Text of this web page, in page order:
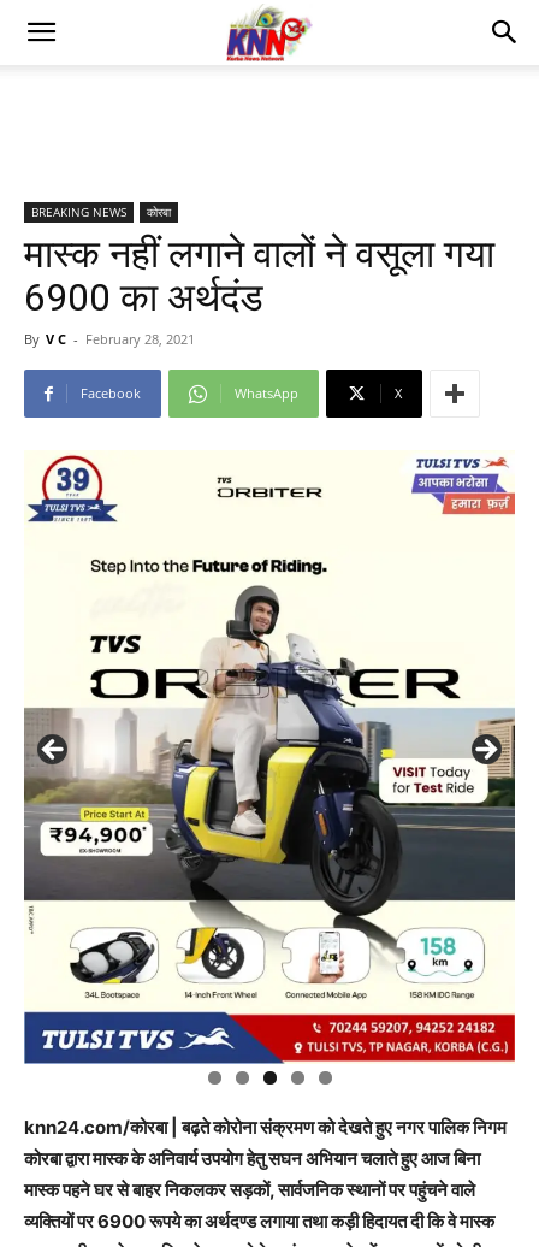
BREAKING NEWS कोरबा
मास्क नहीं लगाने वालों ने वसूला गया
6900 का अर्थदंड
By V C - February 28, 2021
Facebook WhatsApp X
knn24.com/कोरबा | बढ़ते कोरोना संक्रमण को देखते हुए नगर पालिक निगम
कोरबा द्वारा मास्क के अनिवार्य उपयोग हेतु सघन अभियान चलाते हुए आज बिना
मास्क पहने घर से बाहर निकलकर सड़कों, सार्वजनिक स्थानों पर पहुंचने वाले
व्यक्तियों पर 6900 रूपये का अर्थदण्ड लगाया तथा कड़ी हिदायत दी कि वे मास्क